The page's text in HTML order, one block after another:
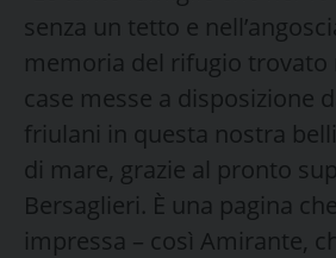
senza un tetto e
memoria del rifugio trovato
case messe a disposizione
friulani in questa nostra
di mare, grazie al pronto
Bersaglieri. È una pagina
impressa – così Amirante,